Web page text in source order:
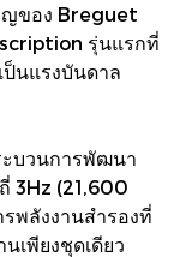
ญของ Breguet
รุ่นแรกที่
ป็นแรงบันดาล
ะบวนการพัฒนา
3Hz (21,600
พลังงานสํารองที่
เพียงชุดเดียว